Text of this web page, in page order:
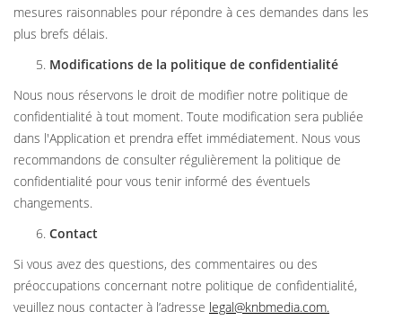
mesures raisonnables pour répondre à ces demandes dans les
plus brefs délais.
Modifications de la politique de confidentialité
Nous nous réservons le droit de modifier notre politique de
confidentialité à tout moment. Toute modification sera publiée
dans l'Application et prendra effet immédiatement. Nous vous
recommandons de consulter régulièrement la politique de
confidentialité pour vous tenir informé des éventuels
changements.
Contact
Si vous avez des questions, des commentaires ou des
préoccupations concernant notre politique de confidentialité,
veuillez nous contacter à l’adresse legal@knbmedia.com.